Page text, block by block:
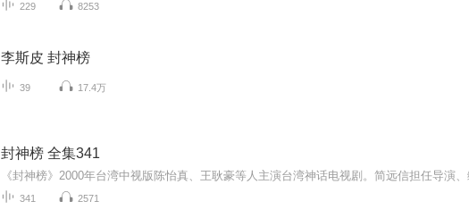
229 8253
李斯皮 封神榜
39 17.4万
封神榜 全集341
341 2571